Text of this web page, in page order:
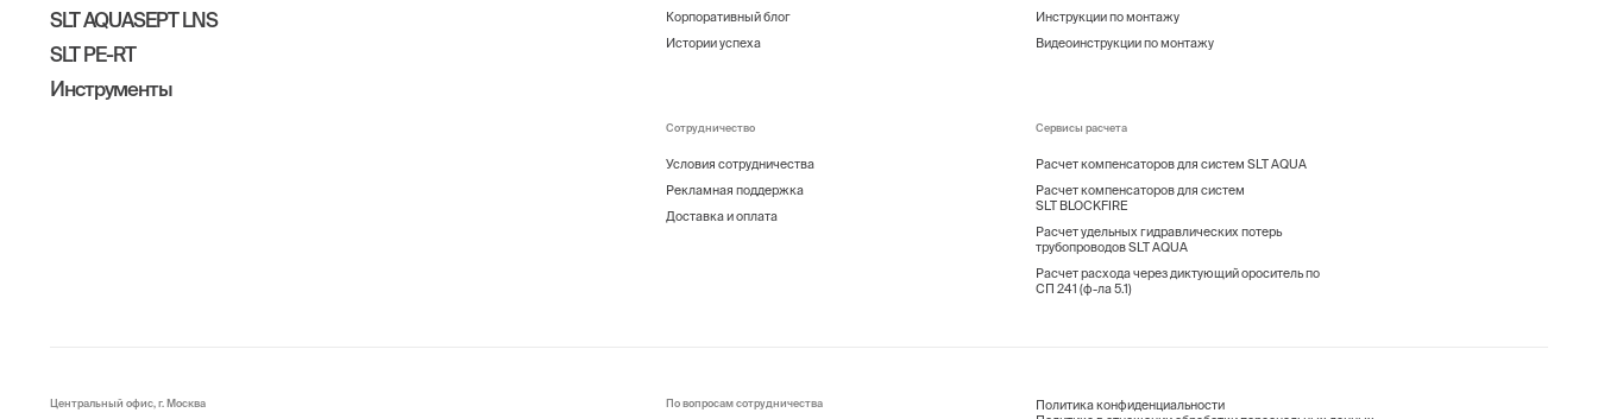
SLT AQUASEPT LNS
SLT PE-RT
Инструменты
Корпоративный блог
Истории успеха
Инструкции по монтажу
Видеоинструкции по монтажу
Сотрудничество
Условия сотрудничества
Рекламная поддержка
Доставка и оплата
Сервисы расчета
Расчет компенсаторов для систем SLT AQUA
Расчет компенсаторов для систем
SLT BLOCKFIRE
Расчет удельных гидравлических потерь
трубопроводов SLT AQUA
Расчет расхода через диктующий ороситель по
СП 241 (ф-ла 5.1)
Центральный офис, г. Москва По вопросам сотрудничества
Политика конфиденциальности